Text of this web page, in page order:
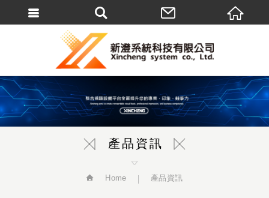
產品資訊
Home 產品資訊